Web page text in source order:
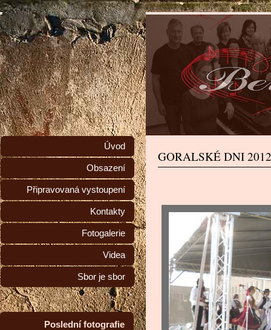
GORALSKÉ DNI 2012
Úvod
Obsazení
Připravovaná vystoupení
Kontakty
Fotogalerie
Videa
Sbor je sbor
Poslední fotografie